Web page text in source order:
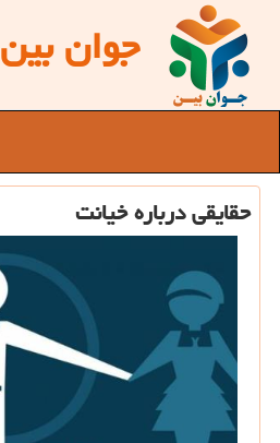
جوان بین
حقایقی درباره خیانت